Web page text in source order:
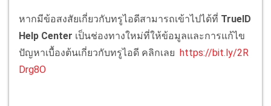
หากมีข้อสงสัยเกี่ยวกับทรูไอดีสามารถเข้าไปได้ที่ TrueID
Help Center เป็นช่องทางใหม่ที่ให้ข้อมูลและการแก้ไข
ปัญหาเบื้องต้นเกี่ยวกับทรูไอดี คลิกเลย https://bit.ly/2R
Drg8O